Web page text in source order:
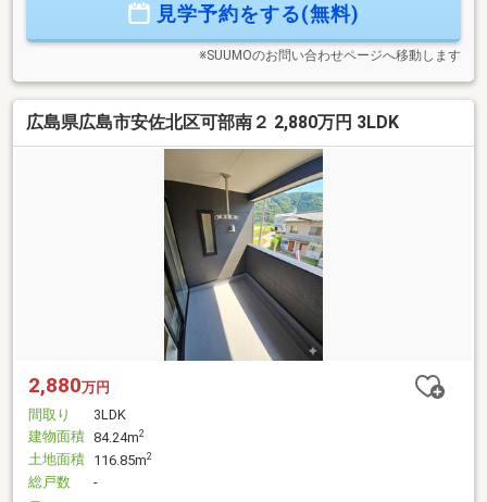
見学予約をする(無料)
※SUUMOのお問い合わせページへ移動します
広島県広島市安佐北区可部南２ 2,880万円 3LDK
2,880万円
間取り
3LDK
建物面積 84.24m2
土地面積 116.85m2
総戸数
-